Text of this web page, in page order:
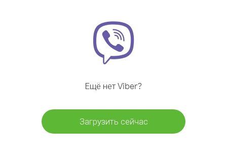
Ещё нет Viber?
Загрузить сейчас